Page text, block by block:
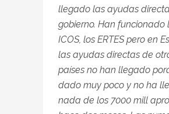
llegado las ayudas
gobierno. Han funcionado
ICOS, los ERTES pero en
las ayudas directas de
países no han llegado
dado muy poco y no ha
nada de los 7000 mill